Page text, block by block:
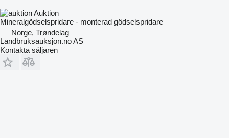
Auktion
Mineralgödselspridare - monterad gödselspridare
Norge, Trøndelag
Landbruksauksjon.no AS
Kontakta säljaren